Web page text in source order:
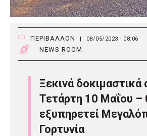
ΠΕΡΙΒΑΛΛΟΝ | 08/05/2023 · 08:06
NEWS ROOM
Ξεκινά δοκιμαστικά
Τετάρτη 10 Μαΐου –
εξυπηρετεί
Γορτυνία